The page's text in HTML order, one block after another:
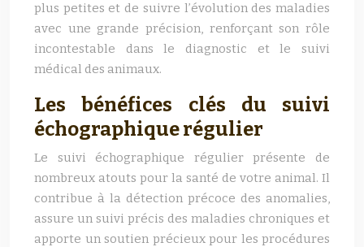
plus petites et de suivre l’évolution des maladies
avec une grande précision, renforçant son rôle
incontestable dans le diagnostic et le suivi
médical des animaux.
Les bénéfices clés du suivi
échographique régulier
Le suivi échographique régulier présente de
nombreux atouts pour la santé de votre animal. Il
contribue à la détection précoce des anomalies,
assure un suivi précis des maladies chroniques et
apporte un soutien précieux pour les procédures